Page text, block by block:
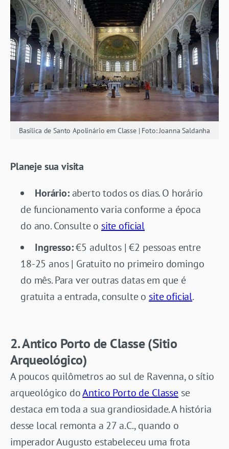
Basílica de Santo Apolinário em Classe | Foto: Joanna Saldanha
Planeje sua visita
Horário:aberto todos os dias. O horário
de funcionamento varia conforme a época
do ano. Consulte o site oficial
Ingresso:€5 adultos | €2 pessoas entre
18-25 anos | Gratuito no primeiro domingo
do mês. Para ver outras datas em que é
gratuita a entrada, consulte o site oficial.
2. Antico Porto de Classe (Sitio
Arqueológico)
A poucos quilômetros ao sul de Ravenna, o sítio
arqueológico doAntico Porto de Classese
destaca em toda a sua grandiosidade. A história
desse local remonta a 27 a.C., quando o
imperador Augusto estabeleceu uma frota